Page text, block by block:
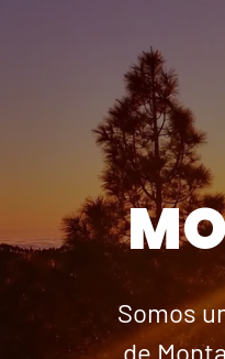
Somos
de